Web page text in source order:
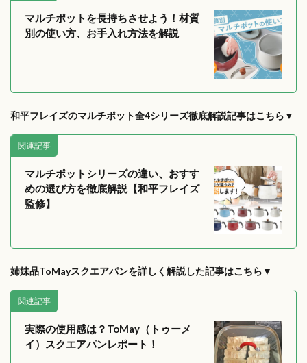
マルチポットを長持ちさせよう！材質
別の使い方、お手入れ方法を解説
和平フレイズのマルチポット全4シリーズ徹底解説記事はこちら▼
関連記事
マルチポットシリーズの違い、おすす
めの選び方を徹底解説【和平フレイズ
監修】
姉妹品ToMayスクエアパンを詳しく解説した記事はこちら▼
関連記事
実際の使用感は？ToMay（トゥーメ
イ）スクエアパンレポート！